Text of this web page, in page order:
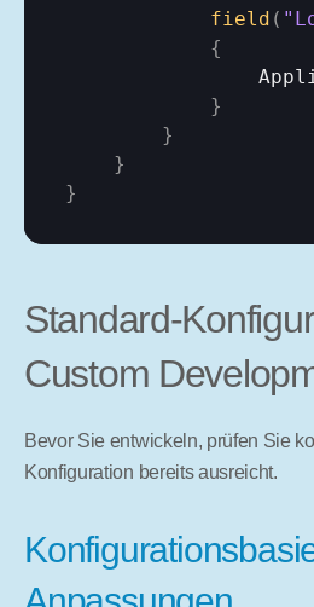
field (
{
}
}
}
}
Standard-
Custom
Bevor Sie entwickeln, prüfen Sie
Konfiguration bereits ausreicht.